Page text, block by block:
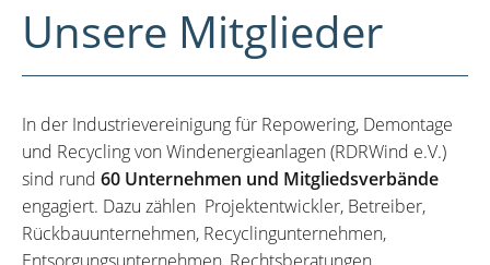
Unsere Mitglieder
In der Industrievereinigung für Repowering, Demontage
und Recycling von Windenergieanlagen (RDRWind e.V.)
sind rund 60 Unternehmen und Mitgliedsverbände
engagiert. Dazu zählen Projektentwickler, Betreiber,
Rückbauunternehmen, Recyclingunternehmen,